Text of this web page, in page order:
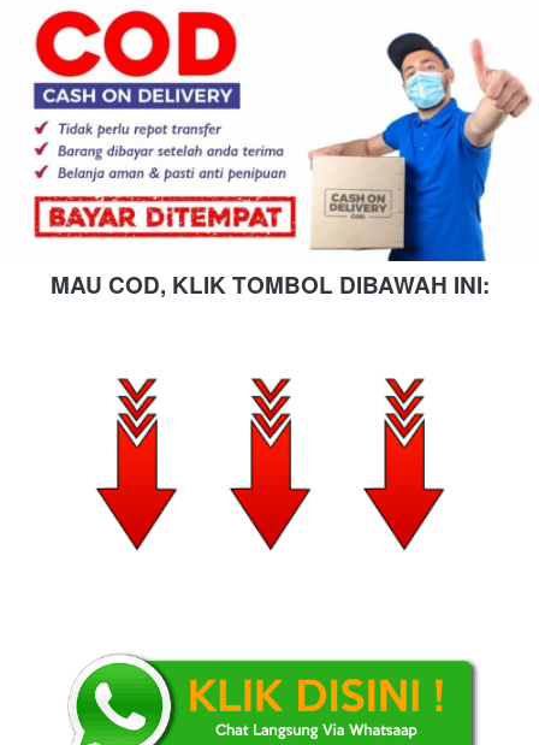
MAU COD, KLIK TOMBOL DIBAWAH INI: